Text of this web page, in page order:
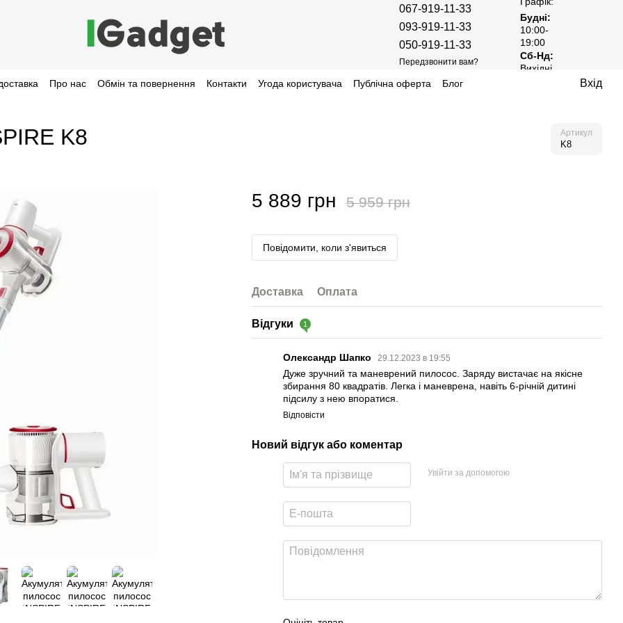
067-919-11-33
093-919-11-33
050-919-11-33
Передзвонити вам?
Будні:
10:00-
19:00
Сб-Нд:
Вихідні
Про нас Обмін та повернення Контакти Угода користувача Публічна оферта Блог Вхід
K8 Артикул
K8
5 889 грн 5 959 грн
Повідомити, коли з'явиться
Доставка Оплата
Відгуки 1
Олександр Шапко 29.12.2023 в 19:55
Дуже зручний та маневрений пилосос. Заряду вистачає на якісне
збирання 80 квадратів. Легка і маневрена, навіть 6-річній дитині
підсилу з нею впоратися.
Відповісти
Новий відгук або коментар
Увійти за допомогою